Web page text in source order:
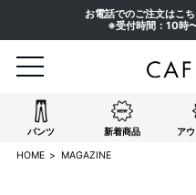
お電話でのご注文はこ
※受付時間：10時
パンツ 新着商品 ア
HOME MAGAZINE